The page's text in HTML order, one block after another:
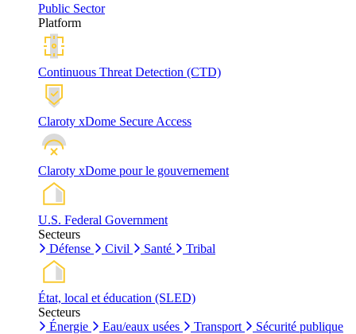
Public Sector
Platform
Continuous Threat Detection (CTD)
Claroty xDome Secure Access
Claroty xDome pour le gouvernement
U.S. Federal Government
Secteurs
Défense
Civil Santé Tribal
État, local et éducation (SLED)
Secteurs
Énergie
Eau/eaux usées Transport Sécurité publique